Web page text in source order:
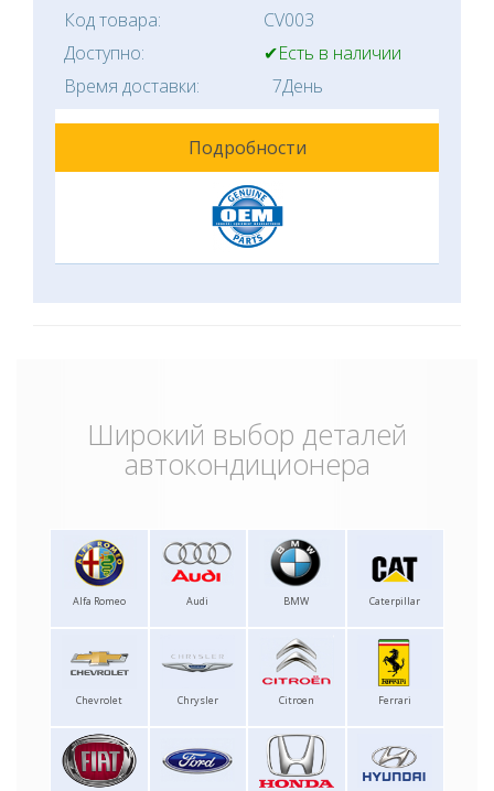
Код товара:
CV003
Доступно:
✔Есть в наличии
Время доставки:
7День
Подробности
Широкий выбор деталей
автокондиционера
Alfa Romeo Audi BMW Caterpillar
Chevrolet Chrysler Citroen Ferrari